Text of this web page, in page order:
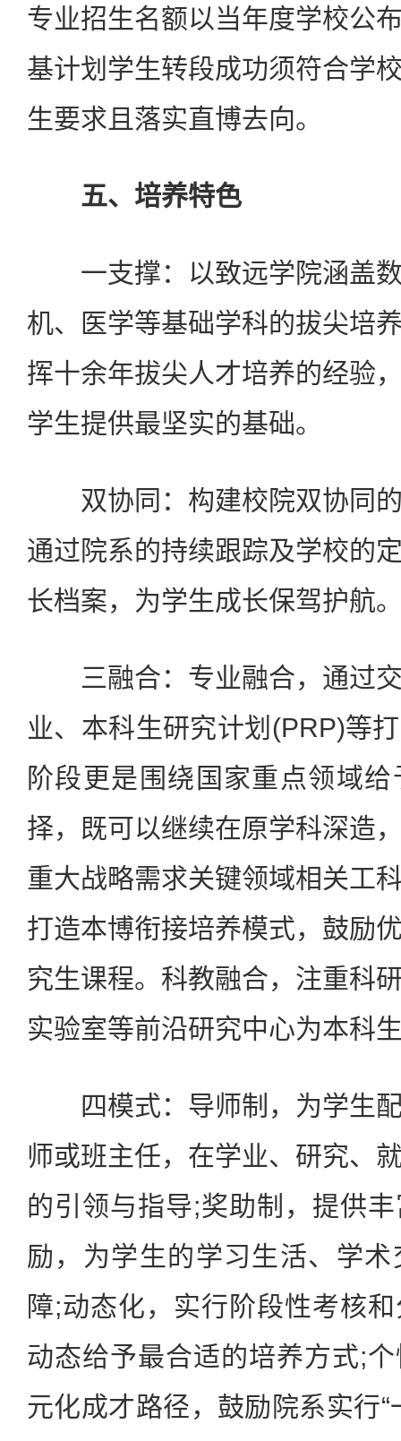
专业招生名额以当年度学校公
基计划学生转段成功须符合学
生要求且落实直博去向。
五、培养特色
一支撑：以致远学院涵盖数
机、医学等基础学科的拔尖培
挥十余年拔尖人才培养的经验
学生提供最坚实的基础。
双协同：构建校院双协同的
通过院系的持续跟踪及学校的
长档案，为学生成长保驾护航
三融合：专业融合，通过交
业、本科生研究计划(PRP)等
阶段更是围绕国家重点领域
择，既可以继续在原学科深造
重大战略需求关键领域相关工
打造本博衔接培养模式，鼓励
究生课程。科教融合，注重科
实验室等前沿研究中心为本科
四模式：导师制，为学生配
师或班主任，在学业、研究、
的引领与指导;奖助制，提供
励，为学生的学习生活、学
障;动态化，实行阶段性考核
动态给予最合适的培养方式;
元化成才路径，鼓励院系实行“